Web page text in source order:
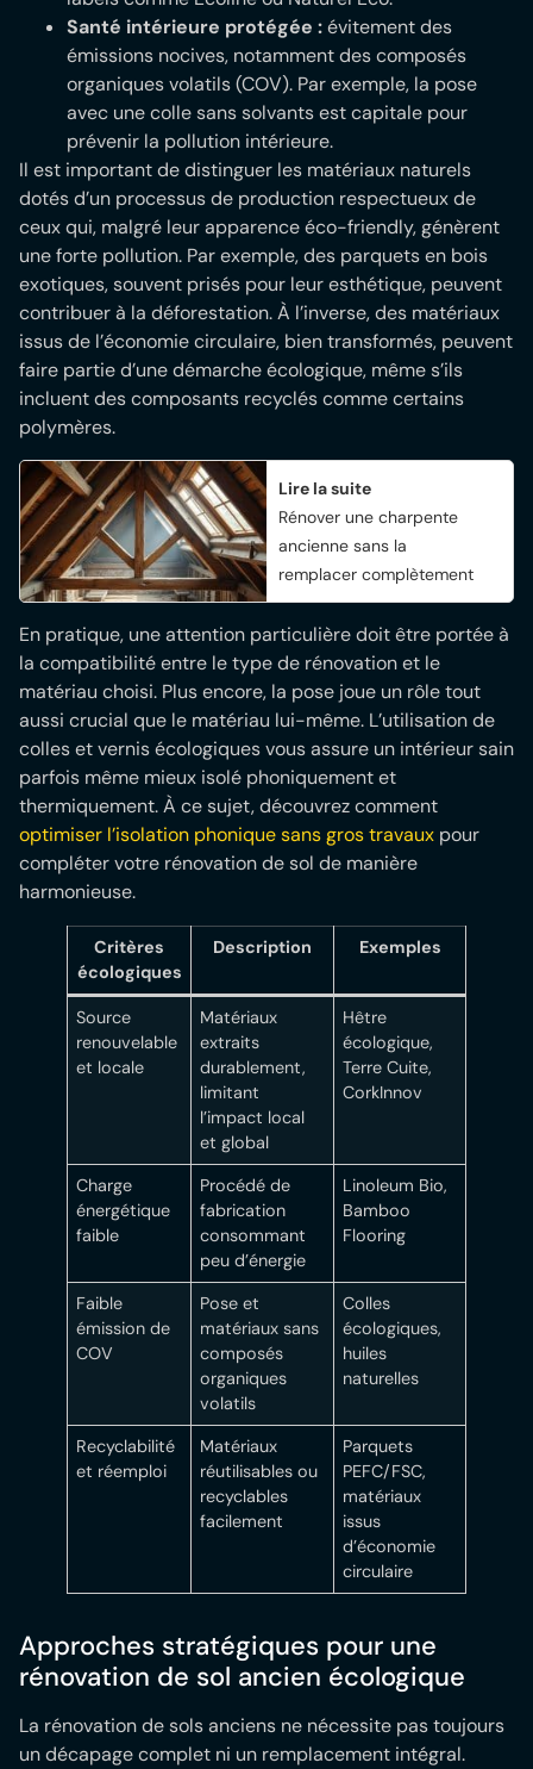
Santé intérieure protégée :évitement des
émissions nocives, notamment des composés
organiques volatils (COV). Par exemple, la pose
avec une colle sans solvants est capitale pour
prévenir la pollution intérieure.
Il est important de distinguer les matériaux naturels
dotés d’un processus de production respectueux de
ceux qui, malgré leur apparence éco-friendly, génèrent
une forte pollution. Par exemple, des parquets en bois
exotiques, souvent prisés pour leur esthétique, peuvent
contribuer à la déforestation. À l’inverse, des matériaux
issus de l’économie circulaire, bien transformés, peuvent
faire partie d’une démarche écologique, même s’ils
incluent des composants recyclés comme certains
polymères.
Lire la suite
Rénover une charpente
ancienne sans la
remplacer complètement
En pratique, une attention particulière doit être portée à
la compatibilité entre le type de rénovation et le
matériau choisi. Plus encore, la pose joue un rôle tout
aussi crucial que le matériau lui-même. L’utilisation de
colles et vernis écologiques vous assure un intérieur sain
parfois même mieux isolé phoniquement et
thermiquement. À ce sujet, découvrez comment
optimiser l’isolation phonique sans gros travaux pour
compléter votre rénovation de sol de manière
harmonieuse.
Critères
écologiques
Description Exemples
Source
renouvelable
et locale
Matériaux
extraits
durablement,
limitant
l’impact local
et global
Hêtre
écologique,
Terre Cuite,
CorkInnov
Charge
énergétique
faible
Procédé de
fabrication
consommant
peu d’énergie
Linoleum Bio,
Bamboo
Flooring
Faible
émission de
COV
Pose et
matériaux sans
composés
organiques
volatils
Colles
écologiques,
huiles
naturelles
Recyclabilité
et réemploi
Matériaux
réutilisables ou
recyclables
facilement
Parquets
PEFC/FSC,
matériaux
issus
d’économie
circulaire
Approches stratégiques pour une
rénovation de sol ancien écologique
La rénovation de sols anciens ne nécessite pas toujours
un décapage complet ni un remplacement intégral.